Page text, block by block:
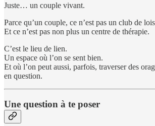
Juste… un couple vivant.
Parce qu’un couple, ce n’est pas un club de
Et ce n’est pas non plus un centre de thérapie.
C’est le lieu de lien.
Un espace où l’on se sent bien.
Et où l’on peut aussi, parfois, traverser des
en question.
Une question à te poser